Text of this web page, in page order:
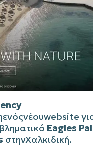
ενόςνέουwebsite
Eagles
στηνΧαλκιδική.